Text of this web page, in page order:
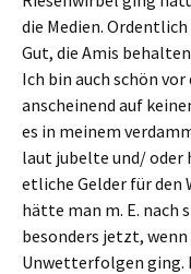
die Medien.
Gut, die Amis
Ich bin auch schön
anscheinend auf
es in meinem
laut jubelte und/ oder
etliche Gelder für den
hätte man m. E. nach
besonders jetzt,
Unwetterfolgen ging.